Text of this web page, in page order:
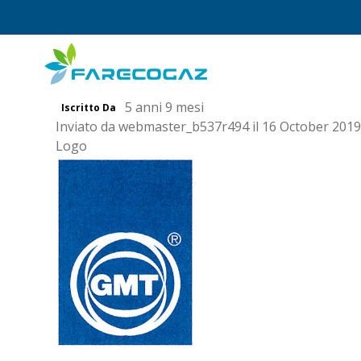
contenuto
principale
Iscritto Da
5 anni 9 mesi
Inviato da webmaster_b537r494il 16 October 2019
Logo